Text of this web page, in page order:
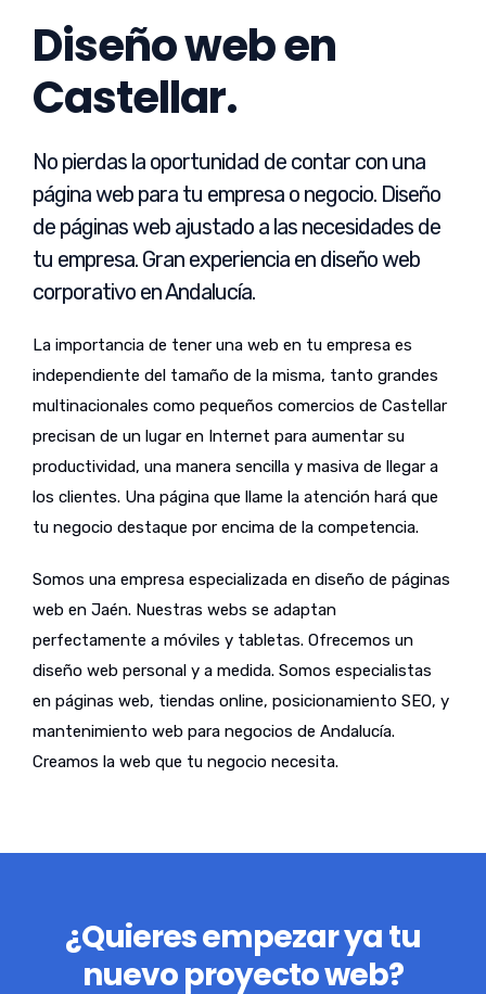
Diseño web en
Castellar.
No pierdas la oportunidad de contar con una
página web para tu empresa o negocio. Diseño
de páginas web ajustado a las necesidades de
tu empresa. Gran experiencia en diseño web
corporativo en Andalucía.
La importancia de tener una web en tu empresa es
independiente del tamaño de la misma, tanto grandes
multinacionales como pequeños comercios de Castellar
precisan de un lugar en Internet para aumentar su
productividad, una manera sencilla y masiva de llegar a
los clientes. Una página que llame la atención hará que
tu negocio destaque por encima de la competencia.
Somos una empresa especializada en diseño de páginas
web en Jaén. Nuestras webs se adaptan
perfectamente a móviles y tabletas. Ofrecemos un
diseño web personal y a medida. Somos especialistas
en páginas web, tiendas online, posicionamiento SEO, y
mantenimiento web para negocios de Andalucía.
Creamos la web que tu negocio necesita.
¿Quieres empezar ya tu
nuevo proyecto web?